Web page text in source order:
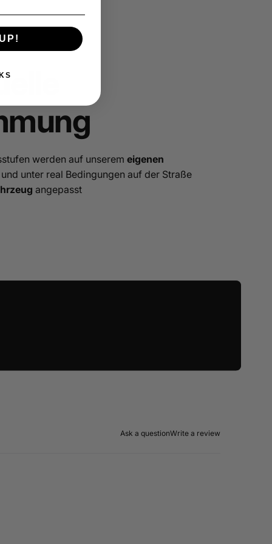
werden auf unserem eigenen
und unter real Bedingungen auf der Straße
angepasst
Ask a questionWrite a review